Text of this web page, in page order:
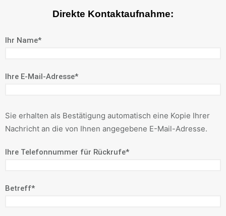
Direkte Kontaktaufnahme:
Ihr Name*
Ihre E-Mail-Adresse*
Sie erhalten als Bestätigung automatisch eine Kopie Ihrer
Nachricht an die von Ihnen angegebene E-Mail-Adresse.
Ihre Telefonnummer für Rückrufe*
Betreff*